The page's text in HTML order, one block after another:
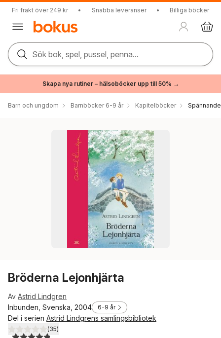
Fri frakt över 249 kr • Snabba leveranser • Billiga böcker
Sök bok, spel, pussel, penna...
Skapa nya rutiner – hälsoböcker upp till 50% →
Barn och ungdom Barnböcker 6-9 år Kapitelböcker
Bröderna Lejonhjärta
Av Astrid Lindgren
Inbunden, Svenska, 2004
6-9 år
Del i serien Astrid Lindgrens samlingsbibliotek
4,8utav 5 stjärnor. Totalt antal röster:
(35)